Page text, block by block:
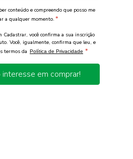
conteúdo e compreendo que posso me
a qualquer momento. *
Cadastrar, você confirma a sua inscrição
Você, igualmente, confirma que leu, e
termos da Política de Privacidade *
interesse em comprar!